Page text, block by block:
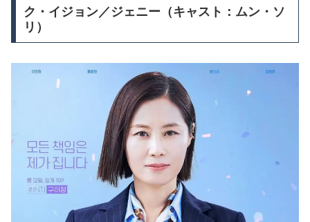
ク・イジョン／ジェニー（キャスト：ムン・ソ
リ）